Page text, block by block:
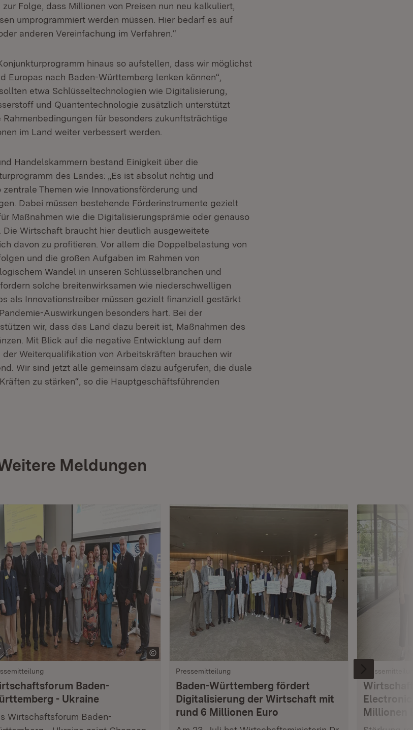
Folge, dass Millionen von Preisen nun neu kalkuliert,
umprogrammiert werden müssen. Hier bedarf es auf
anderen Vereinfachung im Verfahren.“
hinaus so aufstellen, dass wir möglichst
Europas nach Baden-Württemberg lenken können“,
etwa Schlüsseltechnologien wie Digitalisierung,
und Quantentechnologie zusätzlich unterstützt
für besonders zukunftsträchtige
im Land weiter verbessert werden.
Handelskammern bestand Einigkeit über die
des Landes: „Es ist absolut richtig und
Themen wie Innovationsförderung und
Dabei müssen bestehende Förderinstrumente gezielt
Maßnahmen wie die Digitalisierungsprämie oder genauso
Die Wirtschaft braucht hier deutlich ausgeweitete
davon zu profitieren. Vor allem die Doppelbelastung von
und die großen Aufgaben im Rahmen von
Wandel in unseren Schlüsselbranchen und
solche breitenwirksamen wie niederschwelligen
als Innovationstreiber müssen gezielt finanziell gestärkt
Auswirkungen besonders hart. Bei der
wir, dass das Land dazu bereit ist, Maßnahmen des
Mit Blick auf die negative Entwicklung auf dem
Weiterqualifikation von Arbeitskräften brauchen wir
Wir sind jetzt alle gemeinsam dazu aufgerufen, die duale
zu stärken“, so die Hauptgeschäftsführenden
Meldungen
Baden-
- Ukraine
Wirtschaftsforum Baden-
Pressemitteilung
Baden-Württemberg fördert
Digitalisierung der Wirtschaft mit
rund 6 Millionen Euro
Millionen